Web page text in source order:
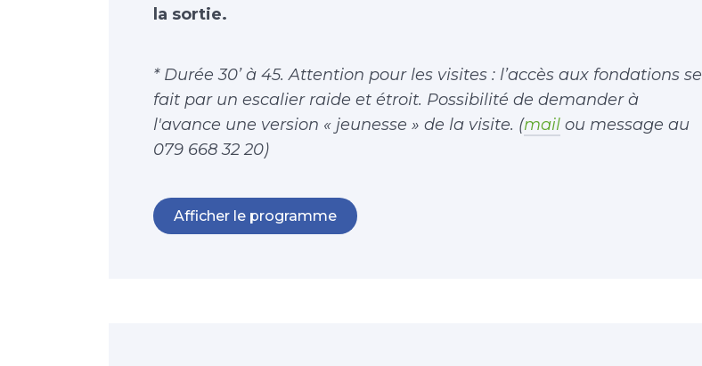
la sortie.
* Durée 30’ à 45. Attention pour les visites : l’accès aux fondations se
fait par un escalier raide et étroit. Possibilité de demander à
l'avance une version « jeunesse » de la visite. (mail ou message au
079 668 32 20)
Afficher le programme